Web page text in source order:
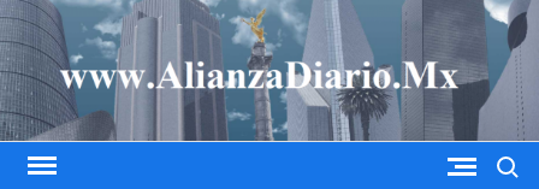
Saltar
al
contenido